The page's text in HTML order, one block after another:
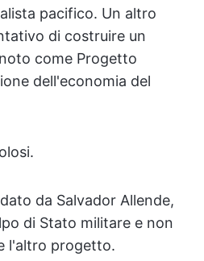
pacifico. Un altro
di costruire un
come Progetto
dell'economia del
da Salvador Allende,
di Stato militare e non
l'altro progetto.